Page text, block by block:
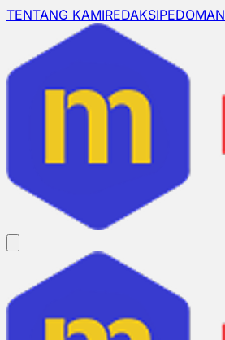
TENTANG KAMIREDAKSIPEDOMAN